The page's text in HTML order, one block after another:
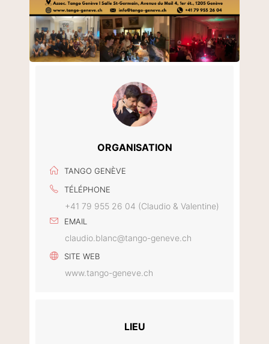
ORGANISATION
TANGO GENÈVE
TÉLÉPHONE
+41 79 955 26 04 (Claudio & Valentine)
EMAIL
claudio.blanc@tango-geneve.ch
SITE WEB
www.tango-geneve.ch
LIEU